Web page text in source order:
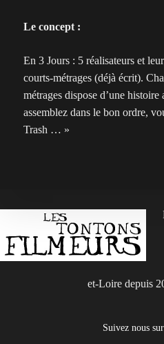
Le concept :
En 3 Jours : 5 réalisateurs et
courts-métrages (déjà écrit).
métrages dispose d’une
assemblez dans le bon ordre,
Trash … »
et-Loire depuis
Suivez nous